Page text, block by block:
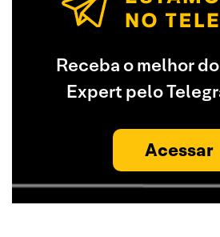
Receba o melhor
Expert pelo
Acessar